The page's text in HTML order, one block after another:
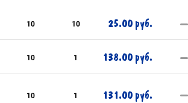
10 10 25.00 руб.
10 1 138.00 руб.
10 1 131.00 руб.